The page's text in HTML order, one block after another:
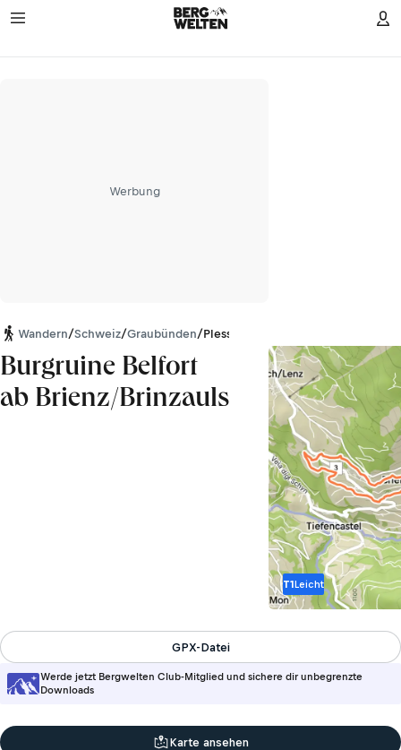
Werbung
Wandern/Schweiz/Graubünden/Plessur-Alpen
Burgruine Belfort
ab Brienz/Brinzauls
T1Leicht
Werde jetzt Bergwelten Club-Mitglied und sichere dir unbegrenzte
Downloads
GPX-Datei
Karte ansehen